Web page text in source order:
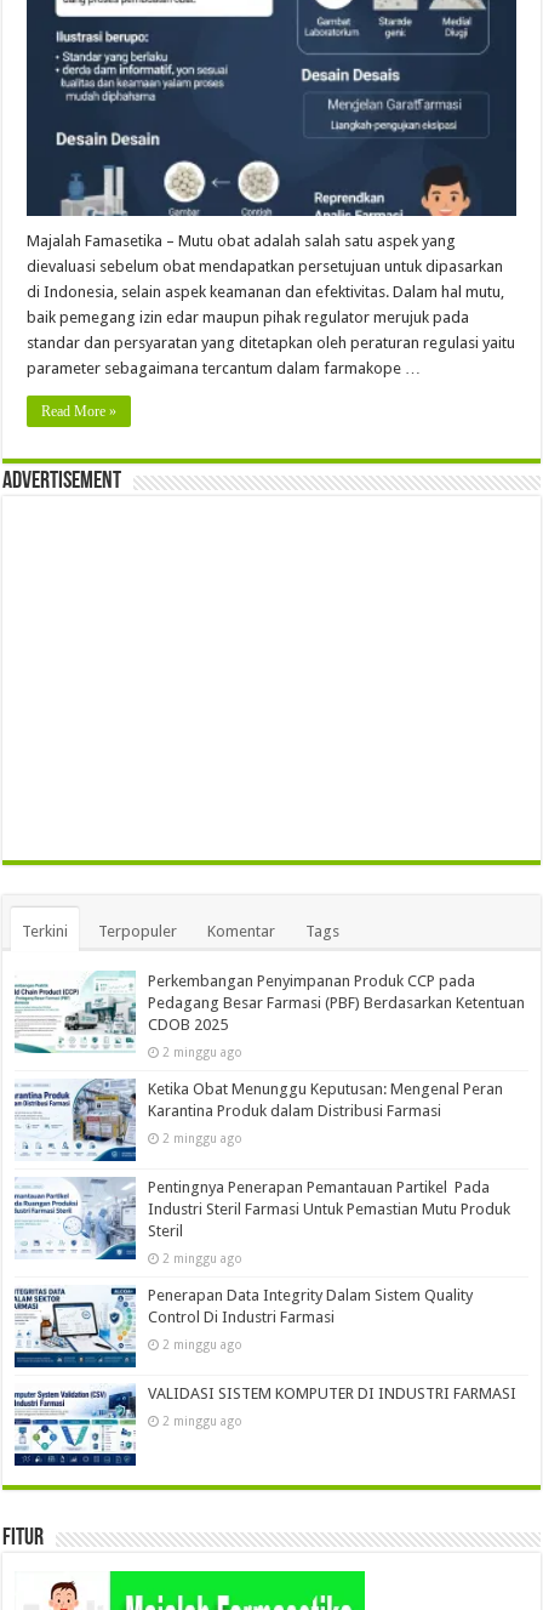
Majalah Famasetika – Mutu obat adalah salah satu aspek yang
dievaluasi sebelum obat mendapatkan persetujuan untuk dipasarkan
di Indonesia, selain aspek keamanan dan efektivitas. Dalam hal mutu,
baik pemegang izin edar maupun pihak regulator merujuk pada
standar dan persyaratan yang ditetapkan oleh peraturan regulasi yaitu
parameter sebagaimana tercantum dalam farmakope …
Read More »
Advertisement
Terkini Terpopuler Komentar Tags
Perkembangan Penyimpanan Produk CCP pada
Pedagang Besar Farmasi (PBF) Berdasarkan Ketentuan
CDOB 2025
2 minggu ago
Ketika Obat Menunggu Keputusan: Mengenal Peran
Karantina Produk dalam Distribusi Farmasi
2 minggu ago
Pentingnya Penerapan Pemantauan Partikel Pada
Industri Steril Farmasi Untuk Pemastian Mutu Produk
Steril
2 minggu ago
Penerapan Data Integrity Dalam Sistem Quality
Control Di Industri Farmasi
2 minggu ago
VALIDASI SISTEM KOMPUTER DI INDUSTRI FARMASI
2 minggu ago
Fitur